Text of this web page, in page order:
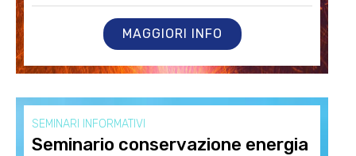
MAGGIORI INFO
SEMINARI INFORMATIVI
Seminario conservazione energia